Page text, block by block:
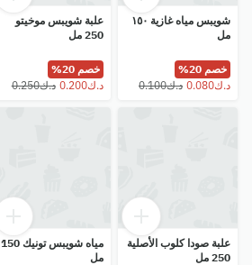
شويبس مياه غازية ١٥٠
مل
خصم 20%
علبة شويبس موخيتو
250 مل
خصم 20%
⁦د.ك0.200⁩
⁦د.ك0.250⁩
علبة صودا كلوب الأصلية
250 مل
مياه شويبس تونيك 150
مل